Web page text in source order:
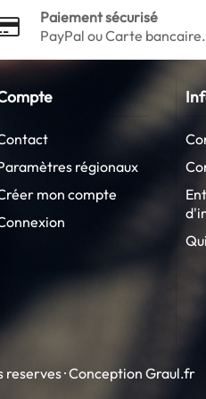
Paiement sécurisé
PayPal ou Carte bancaire.
régionaux
mon compte
· Conception Graul.fr